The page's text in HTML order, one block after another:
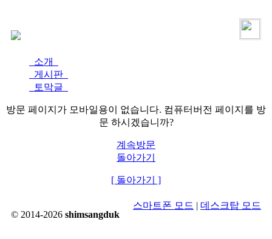
소개
게시판
토막글
방문 페이지가 모바일용이 없습니다. 컴퓨터버전 페이지를 방
문 하시겠습니까?
계속방문
돌아가기
[ 돌아가기 ]
© 2014-2026 shimsangduk
스마트폰 모드 | 데스크탑 모드